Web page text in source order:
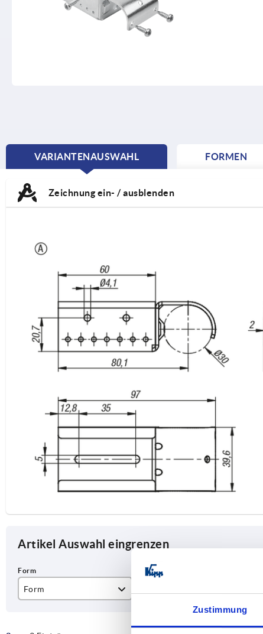
Zustimmung
VARIANTENAUSWAHL
CURRENT
FORMEN
Zeichnung ein- / ausblenden
Artikel Auswahl eingrenzen
Form